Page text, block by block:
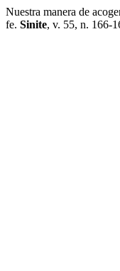
Nuestra manera de
fe. Sinite, v. 55, n. 166-